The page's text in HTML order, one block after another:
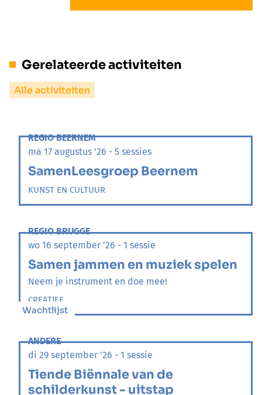
Gerelateerde activiteiten
Alle activiteiten
REGIO BEERNEM
ma 17 augustus '26 - 5 sessies
SamenLeesgroep Beernem
KUNST EN CULTUUR
REGIO BRUGGE
wo 16 september '26 - 1 sessie
Samen jammen en muziek spelen
Neem je instrument en doe mee!
CREATIEF
Wachtlijst
ANDERE
di 29 september '26 - 1 sessie
Tiende Biënnale van de
schilderkunst - uitstap